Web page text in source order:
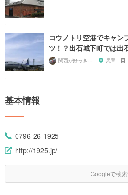
コウノトリ空港でキャン
ツ！？出石城下町では出
兵庫
基本情報
0796-26-1925
http://1925.jp/
Googleで検索